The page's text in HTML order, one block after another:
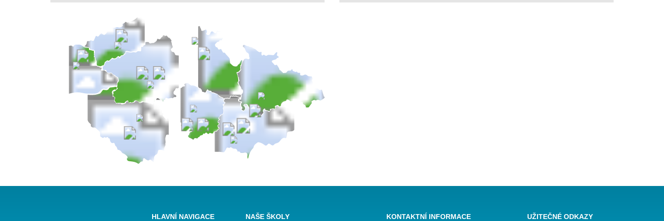
HLAVNÍ NAVIGACE NAŠE ŠKOLY KONTAKTNÍ INFORMACE UŽITEČNÉ ODKAZY